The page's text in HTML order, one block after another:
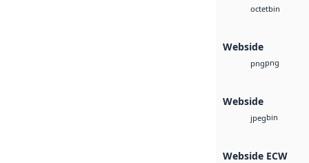
octetbin
Webside
pngpng
Webside
jpegbin
Webside ECW